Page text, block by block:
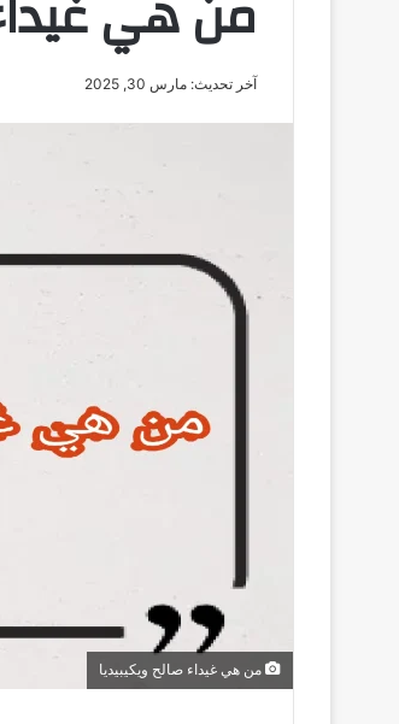
آخر تحديث: مارس 30, 2025
من هي غيداء صالح ويكيبيديا